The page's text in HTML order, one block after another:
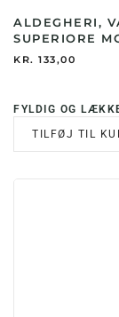
ALDEGHERI,
SUPERIORE
KR. 133,00
FYLDIG OG
TILFØJ TIL